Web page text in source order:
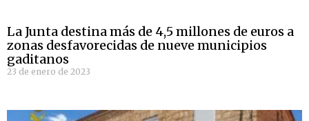
La Junta destina más de 4,5 millones de euros a
zonas desfavorecidas de nueve municipios
gaditanos
23 de enero de 2023